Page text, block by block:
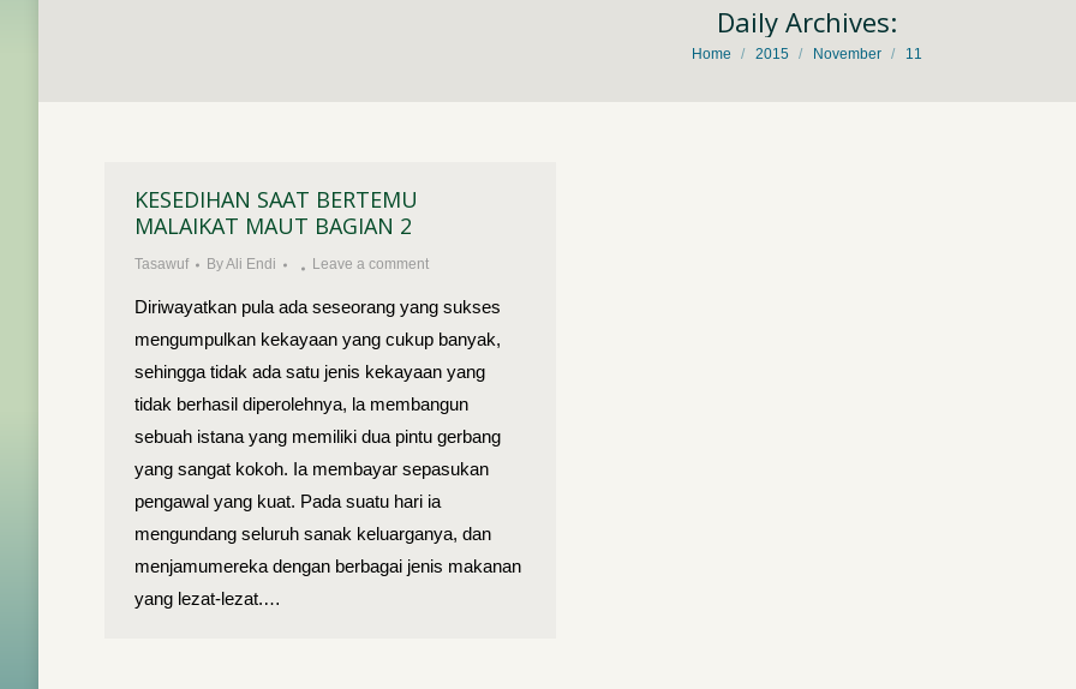
Daily Archives:
You are here:
Home 2015 November 11
KESEDIHAN SAAT BERTEMU
MALAIKAT MAUT BAGIAN 2
Tasawuf ByAli Endi Leave a comment
Diriwayatkan pula ada seseorang yang sukses
mengumpulkan kekayaan yang cukup banyak,
sehingga tidak ada satu jenis kekayaan yang
tidak berhasil diperolehnya, la membangun
sebuah istana yang memiliki dua pintu gerbang
yang sangat kokoh. Ia membayar sepasukan
pengawal yang kuat. Pada suatu hari ia
mengundang seluruh sanak keluarganya, dan
menjamumereka dengan berbagai jenis makanan
yang lezat-lezat.…